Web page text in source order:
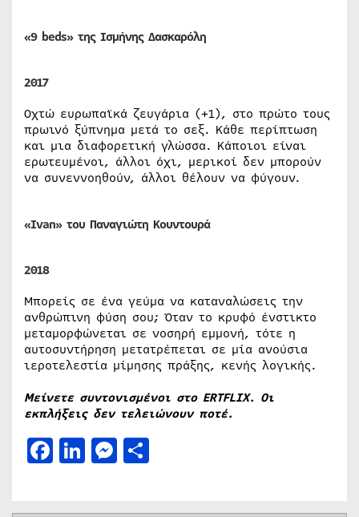
«9 beds» της Ισμήνης Δασκαρόλη
2017
Οχτώ ευρωπαϊκά ζευγάρια (+1), στο πρώτο τους
πρωινό ξύπνημα μετά το σεξ. Kάθε περίπτωση
και μια διαφορετική γλώσσα. Κάποιοι είναι
ερωτευμένοι, άλλοι όχι, μερικοί δεν μπορούν
να συνεννοηθούν, άλλοι θέλουν να φύγουν.
«Ivan» του Παναγιώτη Κουντουρά
2018
Μπορείς σε ένα γεύμα να καταναλώσεις την
ανθρώπινη φύση σου; Όταν το κρυφό ένστικτο
μεταμορφώνεται σε νοσηρή εμμονή, τότε η
αυτοσυντήρηση μετατρέπεται σε μία ανούσια
ιεροτελεστία μίμησης πράξης, κενής λογικής.
Μείνετε συντονισμένοι στο ERTFLIX. Οι
εκπλήξεις δεν τελειώνουν ποτέ.
Facebook
LinkedIn
Messenger